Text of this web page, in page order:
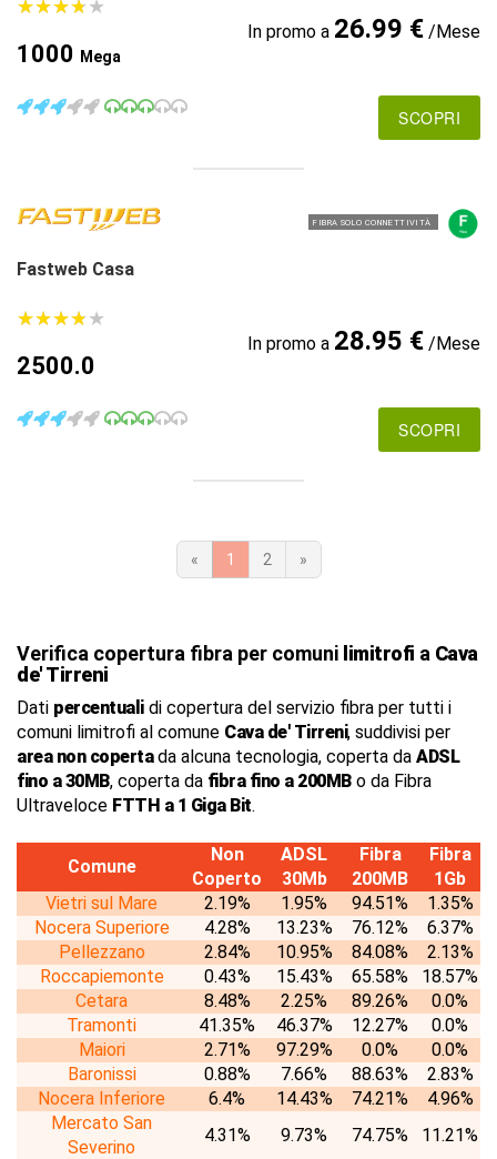
★★★★★
★★★★★
1000 Mega
In promo a 26.99 €/Mese
SCOPRI
FIBRA SOLO CONNETTIVITÀ
Fastweb Casa
★★★★★
★★★★★
2500.0
In promo a 28.95 €/Mese
SCOPRI
« 1 2 »
Verifica copertura fibra per comuni limitrofi a Cava
de' Tirreni
Dati percentualidi copertura del servizio fibra per tutti i
comuni limitrofi al comune Cava de' Tirreni, suddivisi per
area non copertada alcuna tecnologia, coperta da ADSL
fino a 30MB, coperta da fibra fino a 200MBo da Fibra
Ultraveloce FTTH a 1 Giga Bit.
Comune
Non
Coperto
ADSL
30Mb
Fibra
200MB
Fibra
1Gb
Vietri sul Mare
2.19% 1.95% 94.51%
1.35%
Nocera Superiore
4.28% 13.23% 76.12%
6.37%
Pellezzano
2.84% 10.95% 84.08%
2.13%
Roccapiemonte
0.43% 15.43% 65.58%
18.57%
Cetara
8.48% 2.25% 89.26%
0.0%
Tramonti
41.35% 46.37% 12.27%
0.0%
Maiori
2.71% 97.29% 0.0%
0.0%
Baronissi
0.88% 7.66% 88.63%
2.83%
Nocera Inferiore
6.4% 14.43% 74.21%
4.96%
Mercato San
Severino
4.31% 9.73% 74.75%
11.21%